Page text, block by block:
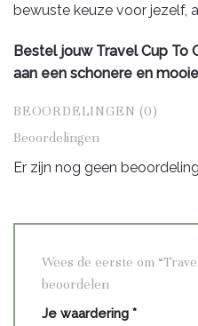
bewuste keuze voor jezelf,
Bestel jouw Travel Cup To
aan een schonere en
BEOORDELINGEN (0)
Beoordelingen
Er zijn nog geen
Wees de eerste om
beoordelen
Je waardering *